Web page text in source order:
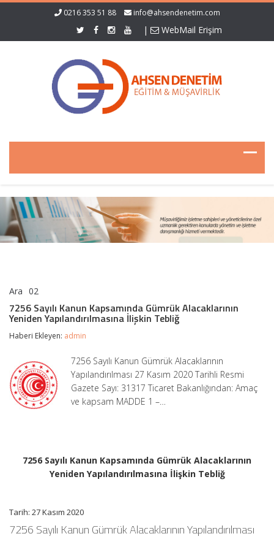
0216 353 51 88 info@ahsendenetim.com
| WebMail Erişim
Ara 02
Kanun
Kapsamında
Gümrük
Yapılandırılmasına
İlişkin
Tebliğ
için
7256 Sayılı Kanun Kapsamında Gümrük Alacaklarının
Yeniden Yapılandırılmasına İlişkin Tebliğ
Haberi Ekleyen: admin
7256 Sayılı Kanun Gümrük Alacaklarının
Yapılandırılması 27 Kasım 2020 Tarihli Resmi
Gazete Sayı: 31317 Ticaret Bakanlığından: Amaç
ve kapsam MADDE 1 –…
7256 Sayılı Kanun Kapsamında Gümrük Alacaklarının
Yeniden Yapılandırılmasına İlişkin Tebliğ
Tarih: 27 Kasım 2020
7256 Sayılı Kanun Gümrük Alacaklarının Yapılandırılması